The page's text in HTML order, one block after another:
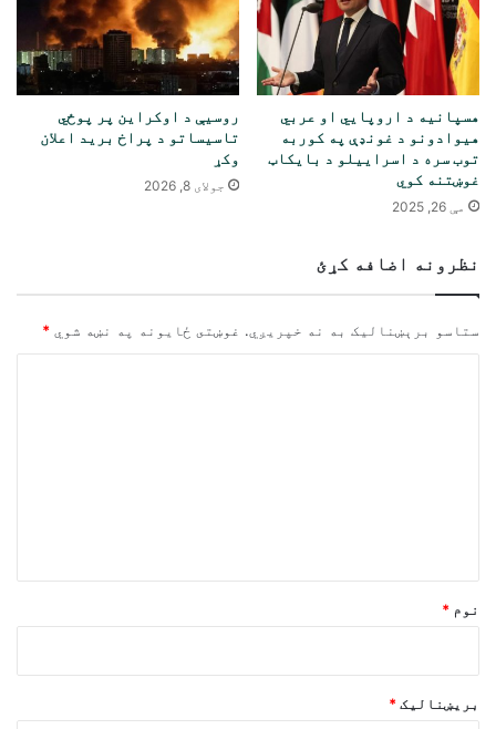
هسپانیه د اروپايي او عربي
هیوادونو د غونډې په کوربه
توب سره د اسراییلو د بایکاټ
غوښتنه کوي
مې 26, 2025
روسیې د اوکراین پر پوځي
تاسیساتو د پراخ برید اعلان
وکړ
جولای 8, 2026
نظرونه اضافه کړئ
ستاسو برېښناليک به نه خپريږي. غوښتى ځایونه په نښه شوي *
نوم *
بریښنالیک *